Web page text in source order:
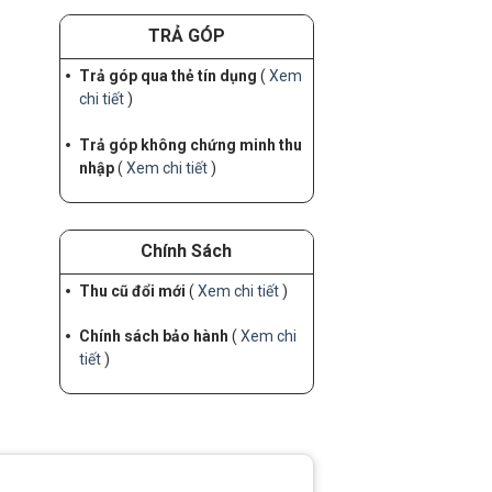
TRẢ GÓP
Trả góp qua thẻ tín dụng ( Xem
chi tiết)
Trả góp không chứng minh thu
nhập( Xem chi tiết)
Chính Sách
Thu cũ đổi mới ( Xem chi tiết)
Chính sách bảo hành ( Xem chi
tiết)